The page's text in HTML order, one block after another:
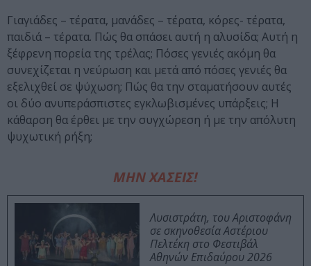
Γιαγιάδες – τέρατα, μανάδες – τέρατα, κόρες- τέρατα,
παιδιά – τέρατα. Πώς θα σπάσει αυτή η αλυσίδα; Αυτή η
ξέφρενη πορεία της τρέλας; Πόσες γενιές ακόμη θα
συνεχίζεται η νεύρωση και μετά από πόσες γενιές θα
εξελιχθεί σε ψύχωση; Πώς θα την σταματήσουν αυτές
οι δύο ανυπεράσπιστες εγκλωβισμένες υπάρξεις; Η
κάθαρση θα έρθει με την συγχώρεση ή με την απόλυτη
ψυχωτική ρήξη;
ΜΗΝ ΧΑΣΕΙΣ!
Λυσιστράτη, του Αριστοφάνη
σε σκηνοθεσία Αστέριου
Πελτέκη στο Φεστιβάλ
Αθηνών Επιδαύρου 2026